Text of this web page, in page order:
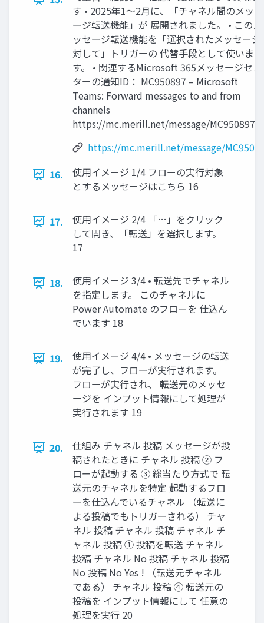
す • 2025年1～2月に、「チャネル間のメッセ
ージ転送機能」が 展開されました。 • このメ
ッセージ転送機能を「選択されたメッセージ
対して」トリガーの 代替手段として使いま
す。 • 関連するMicrosoft 365メッセージセン
ターの通知ID： MC950897 – Microsoft
Teams: Forward messages to and from
channels
https://mc.merill.net/message/MC950897
https://mc.merill.net/message/
16.
使用イメージ 1/4 フローの実行対象
とするメッセージはこちら 16
17.
使用イメージ 2/4 「…」をクリック
して開き、「転送」を選択します。
17
18.
使用イメージ 3/4 • 転送先でチャネル
を指定します。 このチャネルに
Power Automate のフローを 仕込ん
でいます 18
19.
使用イメージ 4/4 • メッセージの転送
が完了し、フローが実行されます。
フローが実行され、 転送元のメッセ
ージを インプット情報にして処理が
実行されます 19
20.
仕組み チャネル 投稿 メッセージが投
稿されたときに チャネル 投稿 ② フ
ローが起動する ③ 総当たり方式で 転
送元のチャネルを特定 起動するフロ
ーを仕込んでいるチャネル （転送に
よる投稿でもトリガーされる） チャ
ネル 投稿 チャネル 投稿 チャネル チ
ャネル 投稿 ① 投稿を転送 チャネル
投稿 チャネル No 投稿 チャネル 投稿
No 投稿 No Yes ! （転送元チャネル
である） チャネル 投稿 ④ 転送元の
投稿を インプット情報にして 任意の
処理を実行 20